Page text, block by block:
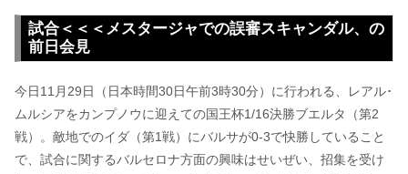
試合＜＜＜メスタージャでの誤審スキャンダル、の
前日会見
今日11月29日（日本時間30日午前3時30分）に行われる、レアル･
ムルシアをカンプノウに迎えての国王杯1/16決勝ブエルタ（第2
戦）。敵地でのイダ（第1戦）にバルサが0-3で快勝していること
で、試合に関するバルセロナ方面の興味はせいぜい、招集を受け